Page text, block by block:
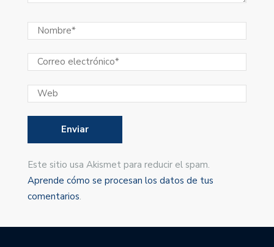
Este sitio usa Akismet para reducir el spam.
Aprende cómo se procesan los datos de tus
comentarios.